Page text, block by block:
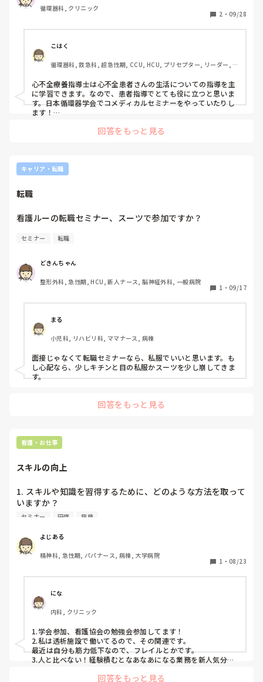
循環器科, クリニック
2 ・ 09/28
こはく
循環器科, 救急科, 超急性期, CCU, HCU, プリセプター, リーダー,
心不全療養指導士は心不全患者さんの生活についての指導を主
に学習できます。なので、患者指導でとても役に立つと思いま
す。日本循環器学会でコメディカルセミナーをやっていたりし
ます！
心電図検定もおすすめです。回答をもっと見る
キャリア・転職
転職
看護ルーの転職セミナー、スーツで参加ですか？
セミナー 転職
どきんちゃん
整形外科, 急性期, HCU, 新人ナース, 脳神経外科, 一般病院
1 ・ 09/17
まる
小児科, リハビリ科, ママナース, 病棟
面接じゃなくて転職セミナーなら、私服でいいと思います。も
し心配なら、少しキチンと目の私服かスーツを少し崩してきま
す。
回答をもっと見る
看護・お仕事
スキルの向上
1. スキルや知識を習得するために、どのような方法を取って
いますか？
2. セミナーや研修に参加する際に、特に注目しているテーマ
3. 自己研鑽のために、日々の業務の中で意識していることが
あれば、ぜひお聞かせください。
セミナー 研修 病棟
よじある
精神科, 急性期, パパナース, 病棟, 大学病院
1 ・ 08/23
にな
内科, クリニック
1.学会参加、看護協会の勉強会参加してます！
2.私は透析施設で働いてるので、その関連です。
最近は自分も筋力低下なので、フレイルとかです。
3.人と比べない！経験積むとなあなあになる業務を新人気分で
回答をもっと見る